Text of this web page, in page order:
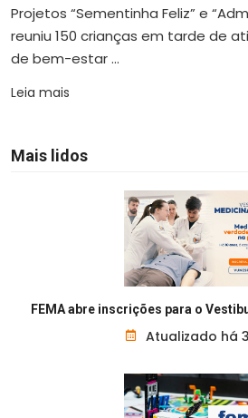
Projetos “Sementinha Feliz” e
reuniu 150 crianças em tarde de
de bem-estar ...
Leia mais
Mais lidos
FEMA abre inscrições para o
Atualizado há